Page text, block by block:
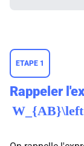
ETAPE 1
Rappeler